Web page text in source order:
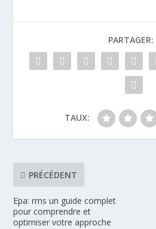
PARTAGER:
TAUX:
PRÉCÉDENT
Epa: rms un guide complet
pour comprendre et
optimiser votre approche